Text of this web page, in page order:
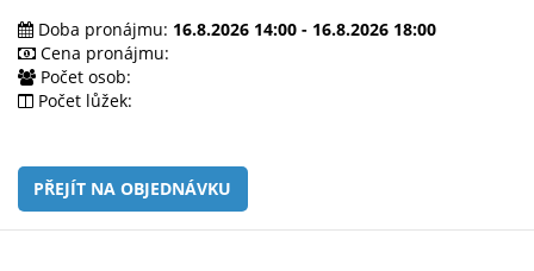
Doba pronájmu: 16.8.2026 14:00 - 16.8.2026 18:00
Cena pronájmu:
Počet osob:
Počet lůžek:
PŘEJÍT NA OBJEDNÁVKU